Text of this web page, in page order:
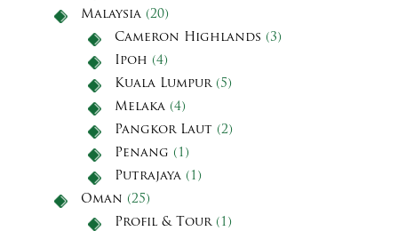
Malaysia (20)
Cameron Highlands (3)
Ipoh (4)
Kuala Lumpur(5)
Melaka (4)
Pangkor Laut (2)
Penang (1)
Putrajaya (1)
Oman (25)
Profil & Tour(1)